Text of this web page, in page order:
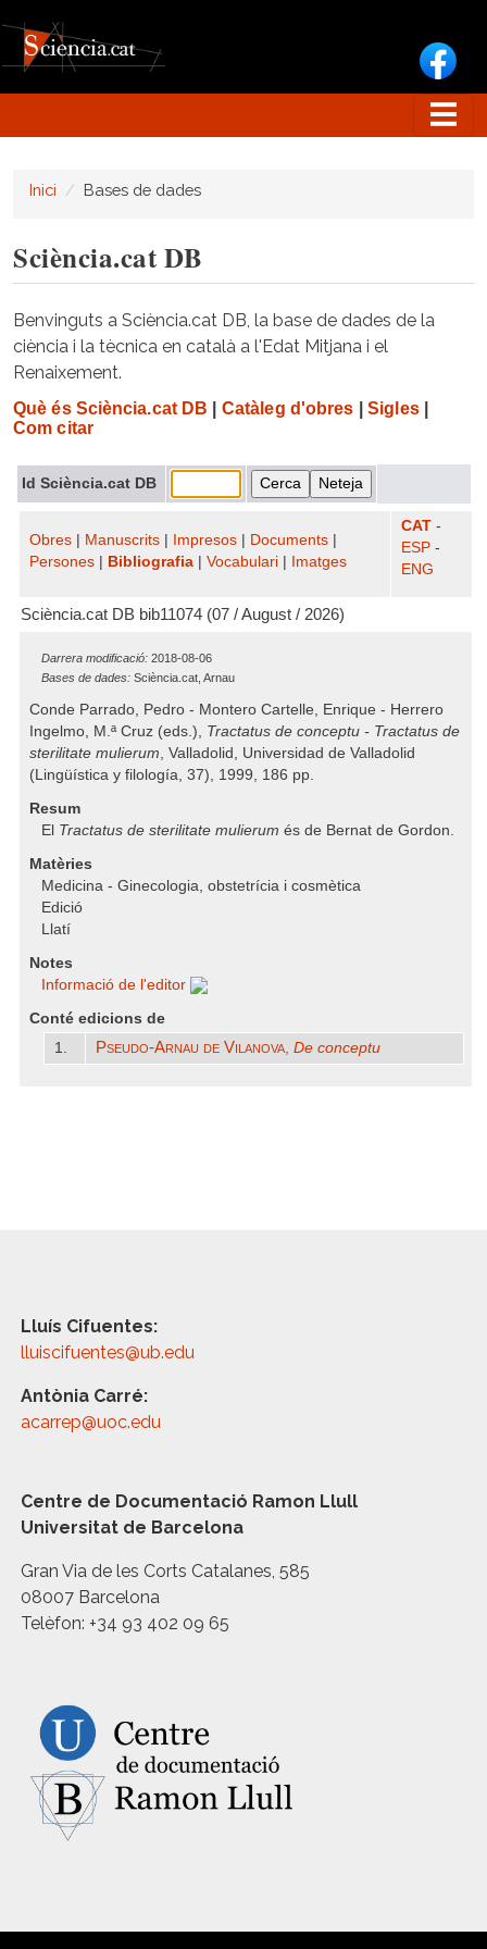
Inici Bases de dades
Sciència.cat DB
Benvinguts a Sciència.cat DB, la base de dades de la
ciència i la tècnica en català a l'Edat Mitjana i el
Renaixement.
Què és Sciència.cat DB Catàleg d'obres Sigles|
Com citar
Id Sciència.cat DB
Obres Manuscrits Impresos Documents
Persones
Bibliografia Vocabulari Imatges
CAT -
ESP -
ENG
Sciència.cat DB bib11074 (07 / August / 2026)
Darrera modificació: 2018-08-06
Bases de dades: Sciència.cat, Arnau
Conde Parrado, Pedro - Montero Cartelle, Enrique - Herrero
Ingelmo, M.ª Cruz (eds.), Tractatus de conceptu - Tractatus de
sterilitate mulierum, Valladolid, Universidad de Valladolid
(Lingüística y filología, 37), 1999, 186 pp.
Resum
El Tractatus de sterilitate mulierum és de Bernat de Gordon.
Matèries
Medicina - Ginecologia, obstetrícia i cosmètica
Edició
Llatí
Notes
Informació de l'editor
Conté edicions de
1.
Pseudo-Arnau de Vilanova, De conceptu
Lluís Cifuentes:
lluiscifuentes@ub.edu
Antònia Carré:
acarrep@uoc.edu
Centre de Documentació Ramon Llull
Universitat de Barcelona
Gran Via de les Corts Catalanes, 585
08007 Barcelona
Telèfon: +34 93 402 09 65